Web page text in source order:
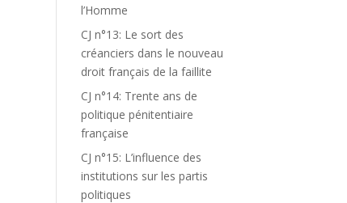
l’Homme
CJ n°13: Le sort des
créanciers dans le nouveau
droit français de la faillite
CJ n°14: Trente ans de
politique pénitentiaire
française
CJ n°15: L’influence des
institutions sur les partis
politiques